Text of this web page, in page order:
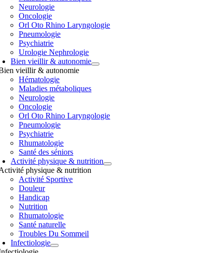
Neurologie
Oncologie
Orl Oto Rhino Laryngologie
Pneumologie
Psychiatrie
Urologie Nephrologie
Bien vieillir & autonomie
vieillir & autonomie
Hématologie
Maladies métaboliques
Neurologie
Oncologie
Orl Oto Rhino Laryngologie
Pneumologie
Psychiatrie
Rhumatologie
Santé des séniors
Activité physique & nutrition
physique & nutrition
Activité Sportive
Douleur
Handicap
Nutrition
Rhumatologie
Santé naturelle
Troubles Du Sommeil
Infectiologie